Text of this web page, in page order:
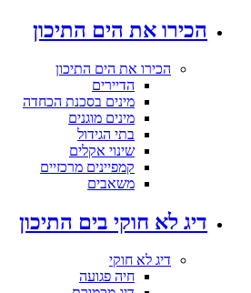
הכירו את הים התיכון
הכירו את הים התיכון
הדיירים
מינים בסכנת הכחדה
מינים מוגנים
בתי הגידול
שינוי אקלים
קמפיינים מרכזיים
משאבים
דיג לא חוקי בים התיכון
דיג לא חוקי
חיה פגועה